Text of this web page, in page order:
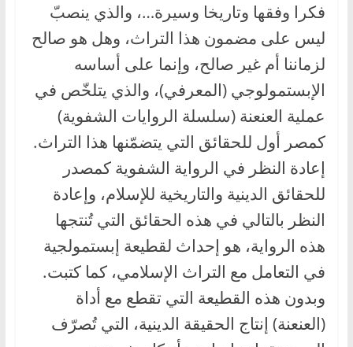
فكرا وفقها وتاريخا وسيرة…، والذي ينصبّ
ليس على مضمون هذا التراث، وهل هو صالح
لزماننا أم غير صالح، وإنما على أساسه
الإبستمولوجي (المعرفي)، والذي يتلخّص في
عملية العنعنة (سلسلة الروايات الشفوية)
كمصر أول للحقائق التي يتضمّنها هذا التراث.
إعادة النظر في الرواية الشفوية كمصدر
للحقائق الدينية والتاريخية للإسلام، وإعادة
النظر بالتالي في هذه الحقائق التي تُنتجها
هذه الرواية، هو إحداث لقطيعة إبستمولجية
في التعامل مع التراث الإسلامي، كما كتبت.
وبدون هذه القطيعة التي تقطع مع أداة
(العنعنة) إنتاج الحقيقة الدينية، التي تُصرّف